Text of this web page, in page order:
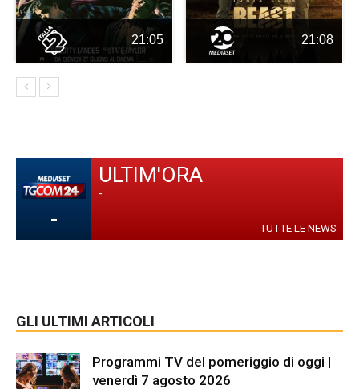
21:05 21:08
-
ULTIM'ORA
-
TUTTE LE NEWS
GLI ULTIMI ARTICOLI
Programmi TV del pomeriggio di oggi |
venerdì 7 agosto 2026